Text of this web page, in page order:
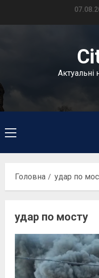
Актуальні
Головне
меню
Головна удар по
удар по мосту